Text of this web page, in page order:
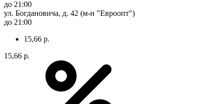
до 21:00
ул. Богдановича, д. 42 (м-н "Евроопт")
до 21:00
15,66 р.
15,66 р.